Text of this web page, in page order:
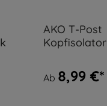
AKO T-Post
Kopfisolator
Ab 8,99 €*